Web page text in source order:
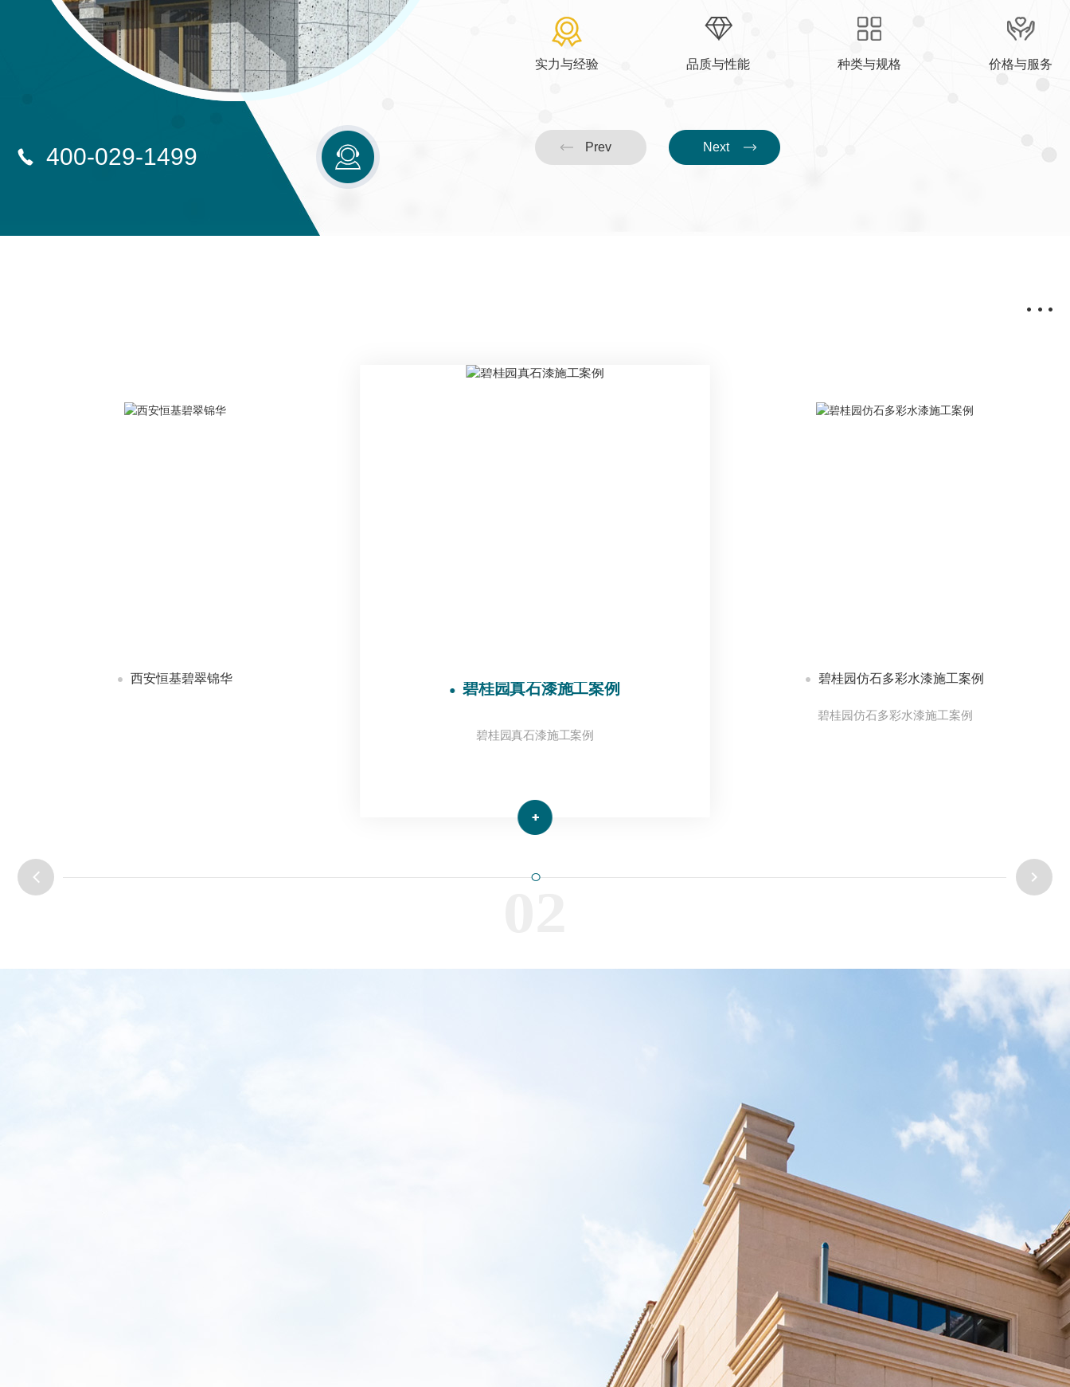
实力与经验 品质与性能 种类与规格 价格与服务
400-029-1499 Prev Next
西安恒基碧翠锦华
碧桂园真石漆施工案例​
碧桂园真石漆施工案例​
碧桂园仿石多彩水漆施工案例
碧桂园仿石多彩水漆施工案例